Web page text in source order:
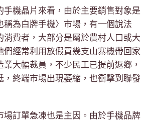
手機晶片來看，由於主要銷售對象是
稱為白牌手機〉市場，有一個說法
消費者，大部分是屬於農村人口或大
們經常利用放假買幾支山寨機帶回家
大幅裁員，不少民工已提前返鄉，
，終端市場出現萎縮，也衝擊到聯發
場訂單急凍也是主因。由於手機品牌